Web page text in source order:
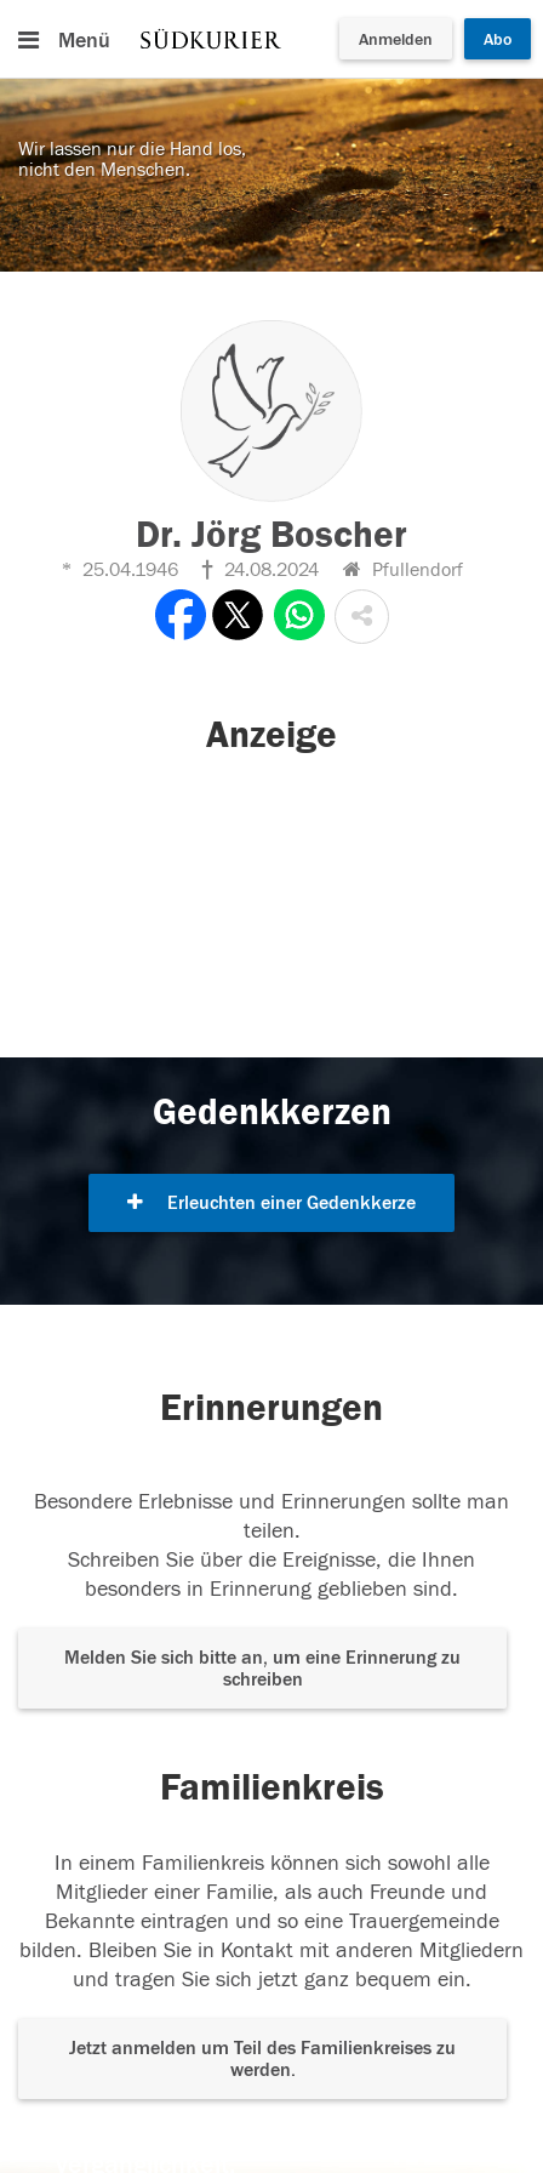
Menü Anmelden Abo
Wir lassen nur die Hand los,
nicht den Menschen.
Dr. Jörg Boscher
25.04.1946 24.08.2024 Pfullendorf
Anzeige
Gedenkkerzen
Erleuchten einer Gedenkkerze
Erinnerungen
Besondere Erlebnisse und Erinnerungen sollte man
teilen.
Schreiben Sie über die Ereignisse, die Ihnen
besonders in Erinnerung geblieben sind.
Melden Sie sich bitte an, um eine Erinnerung zu
schreiben
Familienkreis
In einem Familienkreis können sich sowohl alle
Mitglieder einer Familie, als auch Freunde und
Bekannte eintragen und so eine Trauergemeinde
bilden. Bleiben Sie in Kontakt mit anderen Mitgliedern
und tragen Sie sich jetzt ganz bequem ein.
Jetzt anmelden um Teil des Familienkreises zu
werden.